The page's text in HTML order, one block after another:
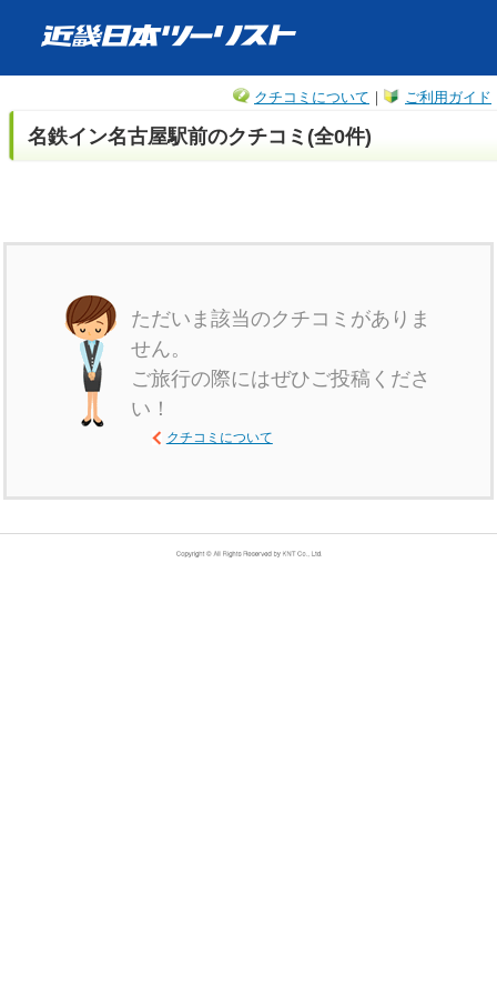
ご利用ガイド
クチコミについて ｜
名鉄イン名古屋駅前のクチコミ(全0件)
ただいま該当のクチコミがありま
せん。
ご旅行の際にはぜひご投稿くださ
い！
クチコミについて